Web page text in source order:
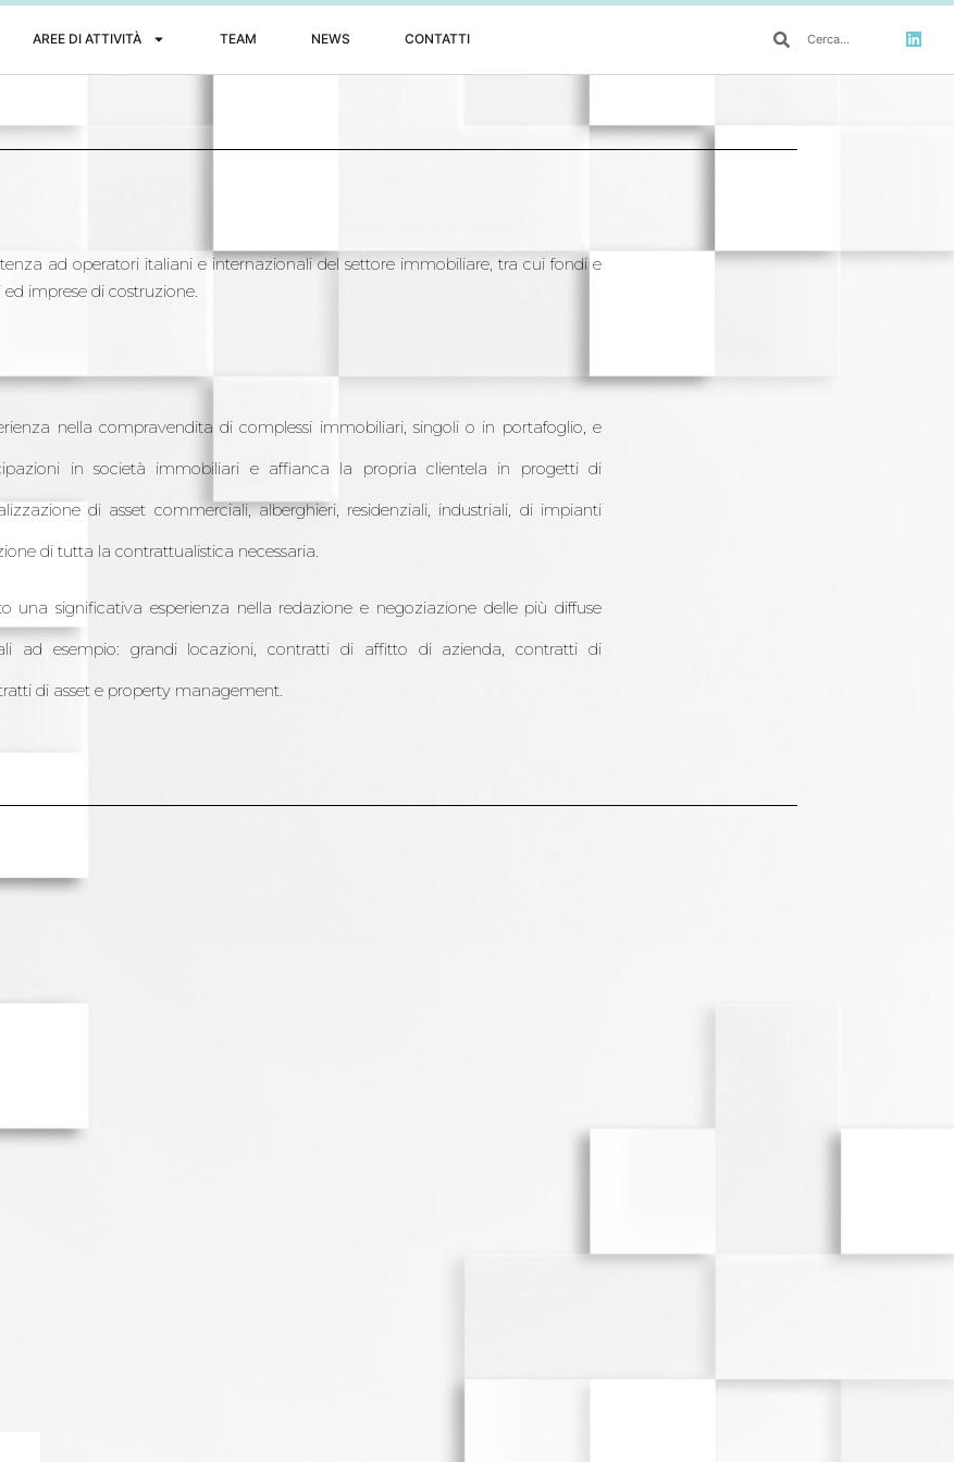
AREE DI ATTIVITÀ TEAM NEWS CONTATTI
ad operatori italiani e internazionali del settore immobiliare, tra cui fondi e
imprese di costruzione.
nella compravendita di complessi immobiliari, singoli o in portafoglio, e
in società immobiliari e affianca la propria clientela in progetti di
di asset commerciali, alberghieri, residenziali, industriali, di impianti
di tutta la contrattualistica necessaria.
significativa esperienza nella redazione e negoziazione delle più diffuse
ad esempio: grandi locazioni, contratti di affitto di azienda, contratti di
di asset e property management.